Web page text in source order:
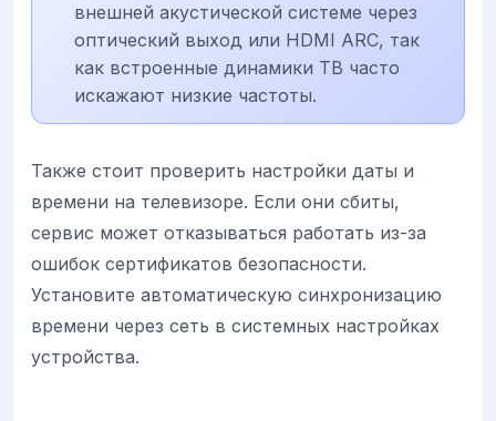
внешней акустической системе через
оптический выход или HDMI ARC, так
как встроенные динамики ТВ часто
искажают низкие частоты.
Также стоит проверить настройки даты и
времени на телевизоре. Если они сбиты,
сервис может отказываться работать из-за
ошибок сертификатов безопасности.
Установите автоматическую синхронизацию
времени через сеть в системных настройках
устройства.